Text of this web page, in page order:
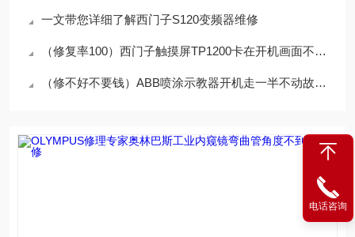
一文带您详细了解西门子S120变频器维修
（修复率100）西门子触摸屏TP1200卡在开机画面不动维修方法
（修不好不要钱）ABB喷涂示教器开机走一半不动故障原因分析
电话咨询